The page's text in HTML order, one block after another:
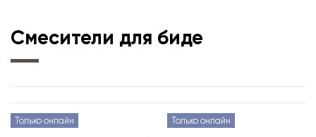
Смесители для биде
Только онлайн Только онлайн